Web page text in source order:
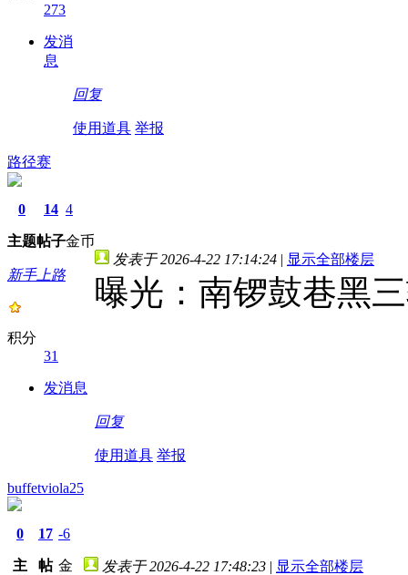
273
发消
息
回复
使用道具 举报
路径赛
0
主题
14
帖子
4
金币
新手上路
积分
31
发消息
发表于 2026-4-22 17:14:24 | 显示全部楼层
曝光：南锣鼓巷黑
回复
使用道具 举报
buffetviola25
0
主
17
帖
-6
金
发表于 2026-4-22 17:48:23 | 显示全部楼层